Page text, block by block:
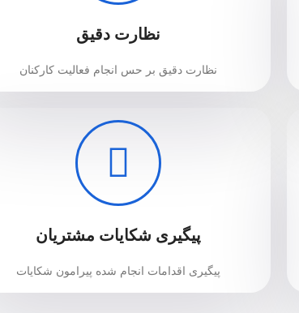
نظارت دقیق
نظارت دقیق بر حس انجام فعالیت‌ کارکنان
پیگیری شکایات مشتریان
پیگیری اقدامات انجام شده پیرامون شکایات